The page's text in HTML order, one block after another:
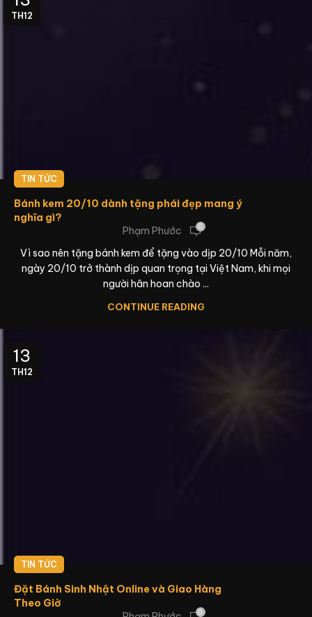
TH12
TIN TỨC
Bánh kem 20/10 dành tặng phái đẹp mang ý
nghĩa gì?
Phạm Phước
0
Vì sao nên tặng bánh kem để tặng vào dịp 20/10 Mỗi năm,
ngày 20/10 trở thành dịp quan trọng tại Việt Nam, khi mọi
người hân hoan chào ...
CONTINUE READING
13
TH12
TIN TỨC
Đặt Bánh Sinh Nhật Online và Giao Hàng
Theo Giờ
0